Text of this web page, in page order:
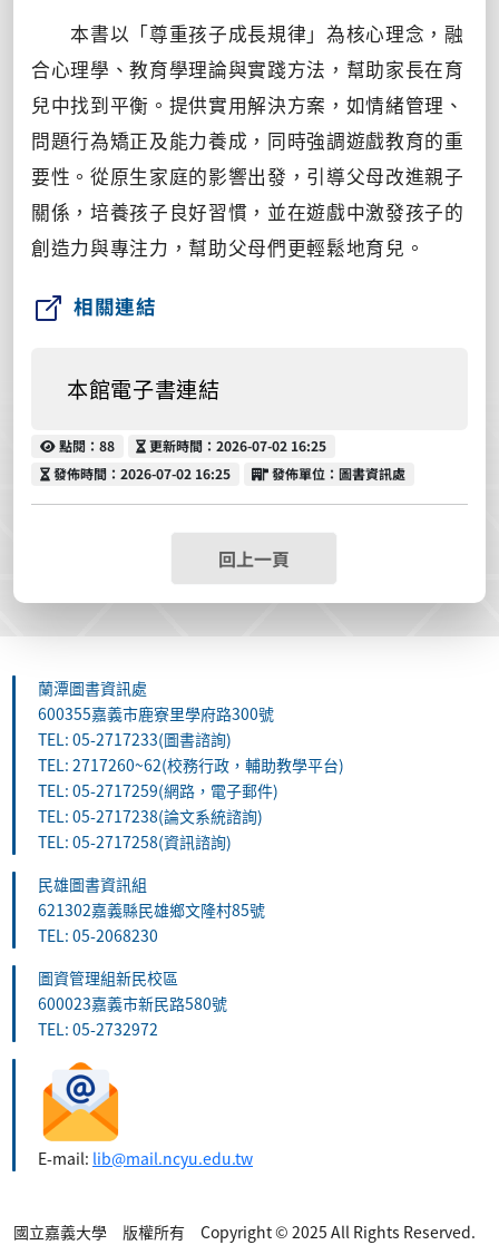
本書以「尊重孩子成長規律」為核心理念，融
合心理學、教育學理論與實踐方法，幫助家長在育
兒中找到平衡。提供實用解決方案，如情緒管理、
問題行為矯正及能力養成，同時強調遊戲教育的重
要性。從原生家庭的影響出發，引導父母改進親子
關係，培養孩子良好習慣，並在遊戲中激發孩子的
創造力與專注力，幫助父母們更輕鬆地育兒。
相關連結
本館電子書連結
點閱
點閱：88 更新時間
更新時間：2026-07-02 16:25
發佈時間
發佈時間：2026-07-02 16:25 發佈單位
發佈單位：圖書資訊處
回上一頁
蘭潭圖書資訊處
600355嘉義市鹿寮里學府路300號
TEL: 05-2717233(圖書諮詢)
TEL: 2717260~62(校務行政，輔助教學平台)
TEL: 05-2717259(網路，電子郵件)
TEL: 05-2717238(論文系統諮詢)
TEL: 05-2717258(資訊諮詢)
民雄圖書資訊組
621302嘉義縣民雄鄉文隆村85號
TEL: 05-2068230
圖資管理組新民校區
600023嘉義市新民路580號
TEL: 05-2732972
E-mail: lib@mail.ncyu.edu.tw
國立嘉義大學 版權所有 Copyright © 2025 All Rights Reserved.